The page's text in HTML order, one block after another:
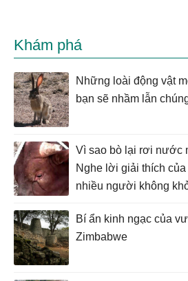
Khám phá
Những loài động vật
bạn sẽ nhầm lẫn
Vì sao bò lại rơi nước
Nghe lời giải thích
nhiều người không
Bí ẩn kinh ngạc của
Zimbabwe